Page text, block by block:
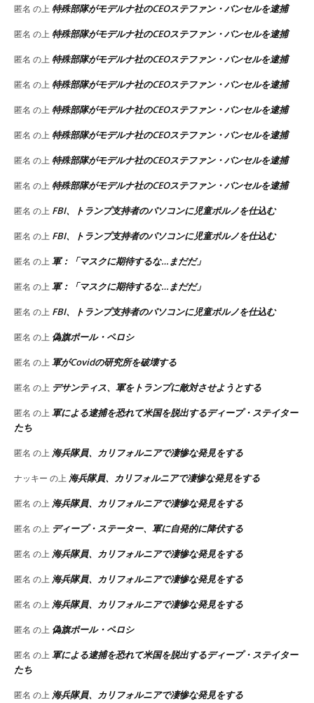
匿名 の上 特殊部隊がモデルナ社のCEOステファン・バンセルを逮捕
匿名 の上 特殊部隊がモデルナ社のCEOステファン・バンセルを逮捕
匿名 の上 特殊部隊がモデルナ社のCEOステファン・バンセルを逮捕
匿名 の上 特殊部隊がモデルナ社のCEOステファン・バンセルを逮捕
匿名 の上 特殊部隊がモデルナ社のCEOステファン・バンセルを逮捕
匿名 の上 特殊部隊がモデルナ社のCEOステファン・バンセルを逮捕
匿名 の上 特殊部隊がモデルナ社のCEOステファン・バンセルを逮捕
匿名 の上 特殊部隊がモデルナ社のCEOステファン・バンセルを逮捕
匿名 の上 FBI、トランプ支持者のパソコンに児童ポルノを仕込む
匿名 の上 FBI、トランプ支持者のパソコンに児童ポルノを仕込む
匿名 の上 軍：「マスクに期待するな…まだだ」
匿名 の上 軍：「マスクに期待するな…まだだ」
匿名 の上 FBI、トランプ支持者のパソコンに児童ポルノを仕込む
匿名 の上 偽旗ポール・ペロシ
匿名 の上 軍がCovidの研究所を破壊する
匿名 の上 デサンティス、軍をトランプに敵対させようとする
匿名 の上 軍による逮捕を恐れて米国を脱出するディープ・ステイター
たち
匿名 の上 海兵隊員、カリフォルニアで凄惨な発見をする
ナッキー の上 海兵隊員、カリフォルニアで凄惨な発見をする
匿名 の上 海兵隊員、カリフォルニアで凄惨な発見をする
匿名 の上 ディープ・ステーター、軍に自発的に降伏する
匿名 の上 海兵隊員、カリフォルニアで凄惨な発見をする
匿名 の上 海兵隊員、カリフォルニアで凄惨な発見をする
匿名 の上 海兵隊員、カリフォルニアで凄惨な発見をする
匿名 の上 偽旗ポール・ペロシ
匿名 の上 軍による逮捕を恐れて米国を脱出するディープ・ステイター
たち
匿名 の上 海兵隊員、カリフォルニアで凄惨な発見をする